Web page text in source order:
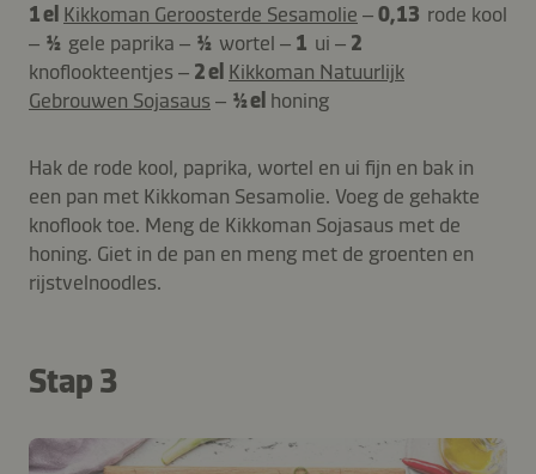
1 el Kikkoman Geroosterde Sesamolie –0,13 rode kool
– ½ gele paprika – ½ wortel – 1 ui – 2
knoflookteentjes – 2 el Kikkoman Natuurlijk
Gebrouwen Sojasaus – ½ el honing
Hak de rode kool, paprika, wortel en ui fijn en bak in
een pan met Kikkoman Sesamolie. Voeg de gehakte
knoflook toe. Meng de Kikkoman Sojasaus met de
honing. Giet in de pan en meng met de groenten en
rijstvelnoodles.
Stap 3